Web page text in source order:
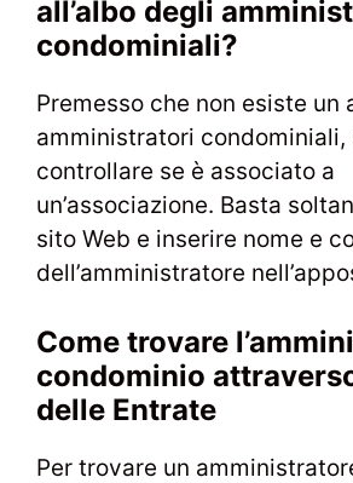
all’albo degli
condominiali?
Premesso che non esiste un
amministratori condominiali,
controllare se è associato a
un’associazione. Basta
sito Web e inserire nome e
dell’amministratore
Come trovare
condominio
delle Entrate
Per trovare un